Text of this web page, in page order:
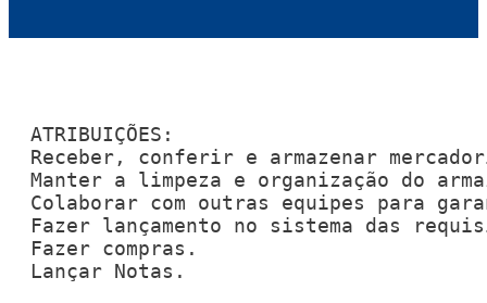
ATRIBUIÇÕES:
Receber, conferir e armazenar
Manter a limpeza e organização do
Colaborar com outras equipes para
Fazer lançamento no sistema das
Fazer compras.
Lançar Notas.